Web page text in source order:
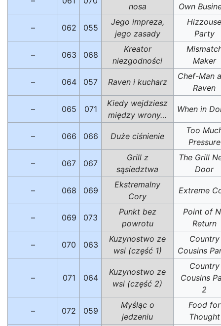
nosa Own
– 062 055
Jego impreza,
jego zasady
Hizzouse
Party
– 063 068
Kreator
niezgodności
Maker
– 064 057 Raven i kucharz
Chef-Man
Raven
– 065 071
Kiedy wejdziesz
między wrony…
When in
– 066 066 Duże ciśnienie
Too
Pressure
– 067 067
Grill z
sąsiedztwa
The Grill
Door
– 068 069
Ekstremalny
Cory
Extreme
– 069 073
Punkt bez
powrotu
Point of
Return
– 070 063
Kuzynostwo ze
wsi (część 1)
Country
Cousins
– 071 064
Kuzynostwo ze
wsi (część 2)
Country
Cousins
2
– 072 059
Myśląc o
jedzeniu
Food for
Thought